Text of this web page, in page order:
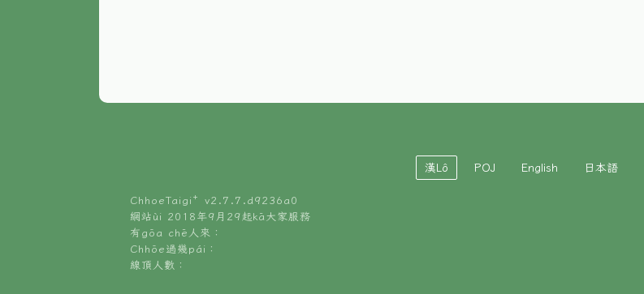
漢Lô POJ English 日本語
ChhoeTaigi⁺ v2.7.7.d9236a0
網站ùi 2018年9月29起kā大家服務
有gōa chē人來：
Chhōe過幾pái：
線頂人數：